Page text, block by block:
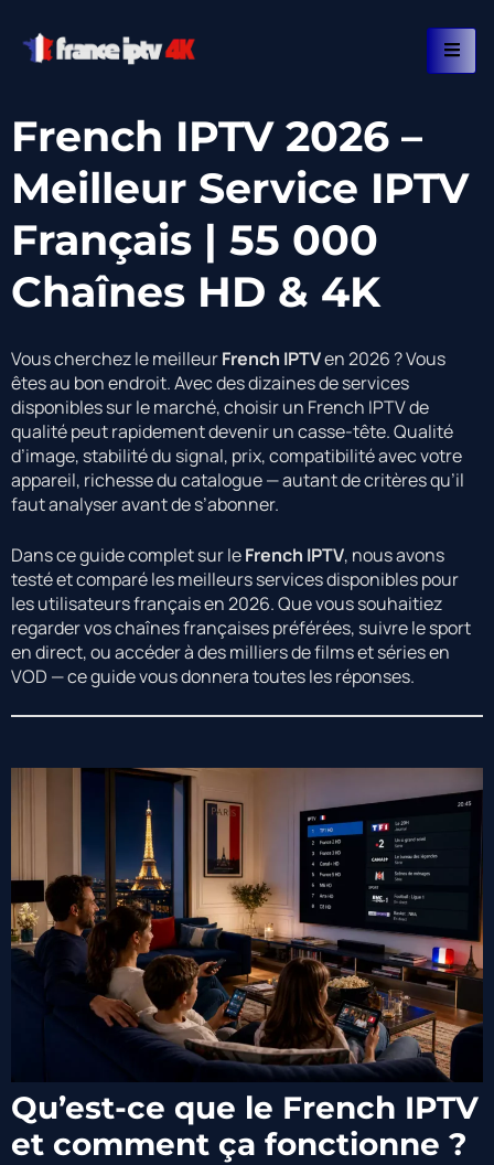
French IPTV 2026 –
Meilleur Service IPTV
Français | 55 000
Chaînes HD & 4K
Vous cherchez le meilleurFrench IPTVen 2026 ? Vous
êtes au bon endroit. Avec des dizaines de services
disponibles sur le marché, choisir un French IPTV de
qualité peut rapidement devenir un casse-tête. Qualité
d’image, stabilité du signal, prix, compatibilité avec votre
appareil, richesse du catalogue — autant de critères qu’il
faut analyser avant de s’abonner.
Dans ce guide complet sur leFrench IPTV, nous avons
testé et comparé les meilleurs services disponibles pour
les utilisateurs français en 2026. Que vous souhaitiez
regarder vos chaînes françaises préférées, suivre le sport
en direct, ou accéder à des milliers de films et séries en
VOD — ce guide vous donnera toutes les réponses.
Qu’est-ce que le French IPTV
et comment ça fonctionne ?